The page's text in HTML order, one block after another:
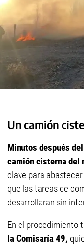
Un camión
Minutos después
camión cisterna del
clave para
que las tareas de
desarrollaran sin
En el procedimiento
la Comisaría 49,